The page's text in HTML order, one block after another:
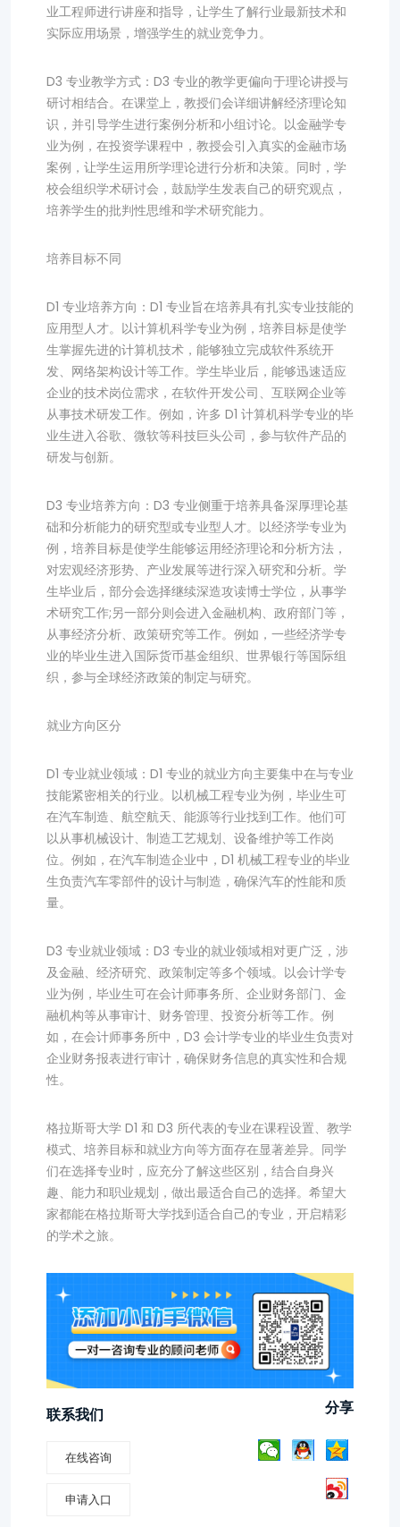
业工程师进行讲座和指导，让学生了解行业最新技术和
实际应用场景，增强学生的就业竞争力。
D3 专业教学方式：D3 专业的教学更偏向于理论讲授与
研讨相结合。在课堂上，教授们会详细讲解经济理论知
识，并引导学生进行案例分析和小组讨论。以金融学专
业为例，在投资学课程中，教授会引入真实的金融市场
案例，让学生运用所学理论进行分析和决策。同时，学
校会组织学术研讨会，鼓励学生发表自己的研究观点，
培养学生的批判性思维和学术研究能力。
培养目标不同
D1 专业培养方向：D1 专业旨在培养具有扎实专业技能的
应用型人才。以计算机科学专业为例，培养目标是使学
生掌握先进的计算机技术，能够独立完成软件系统开
发、网络架构设计等工作。学生毕业后，能够迅速适应
企业的技术岗位需求，在软件开发公司、互联网企业等
从事技术研发工作。例如，许多 D1 计算机科学专业的毕
业生进入谷歌、微软等科技巨头公司，参与软件产品的
研发与创新。
D3 专业培养方向：D3 专业侧重于培养具备深厚理论基
础和分析能力的研究型或专业型人才。以经济学专业为
例，培养目标是使学生能够运用经济理论和分析方法，
对宏观经济形势、产业发展等进行深入研究和分析。学
生毕业后，部分会选择继续深造攻读博士学位，从事学
术研究工作;另一部分则会进入金融机构、政府部门等，
从事经济分析、政策研究等工作。例如，一些经济学专
业的毕业生进入国际货币基金组织、世界银行等国际组
织，参与全球经济政策的制定与研究。
就业方向区分
D1 专业就业领域：D1 专业的就业方向主要集中在与专业
技能紧密相关的行业。以机械工程专业为例，毕业生可
在汽车制造、航空航天、能源等行业找到工作。他们可
以从事机械设计、制造工艺规划、设备维护等工作岗
位。例如，在汽车制造企业中，D1 机械工程专业的毕业
生负责汽车零部件的设计与制造，确保汽车的性能和质
量。
D3 专业就业领域：D3 专业的就业领域相对更广泛，涉
及金融、经济研究、政策制定等多个领域。以会计学专
业为例，毕业生可在会计师事务所、企业财务部门、金
融机构等从事审计、财务管理、投资分析等工作。例
如，在会计师事务所中，D3 会计学专业的毕业生负责对
企业财务报表进行审计，确保财务信息的真实性和合规
性。
格拉斯哥大学 D1 和 D3 所代表的专业在课程设置、教学
模式、培养目标和就业方向等方面存在显著差异。同学
们在选择专业时，应充分了解这些区别，结合自身兴
趣、能力和职业规划，做出最适合自己的选择。希望大
家都能在格拉斯哥大学找到适合自己的专业，开启精彩
的学术之旅。
联系我们
在线咨询
申请入口
分享